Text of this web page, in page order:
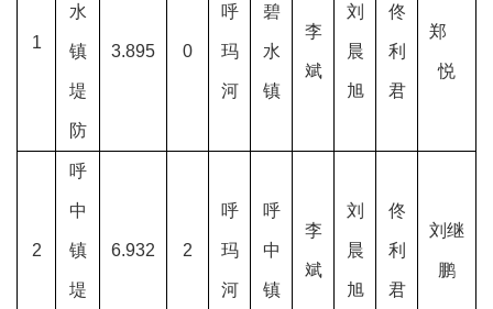
1
水
镇
堤
防
3.895 0
呼
玛
河
碧
水
镇
李
斌
刘
晨
旭
佟
利
君
郑
悦
2
呼
中
镇
堤
6.932 2
呼
玛
河
呼
中
镇
李
斌
刘
晨
旭
佟
利
君
刘继
鹏